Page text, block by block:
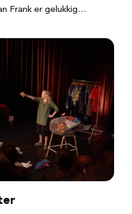
Frank er gelukkig…